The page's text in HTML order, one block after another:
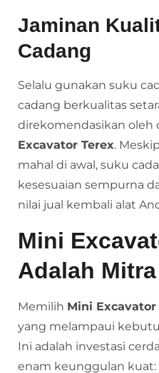
Jaminan
Cadang
Selalu gunakan suku
cadang berkualitas
direkomendasikan oleh
Excavator Terex.
mahal di awal, suku
kesesuaian sempurna
nilai jual kembali alat
Mini
Adalah
Memilih Mini Excavator
yang melampaui
Ini adalah investasi
enam keunggulan kuat: